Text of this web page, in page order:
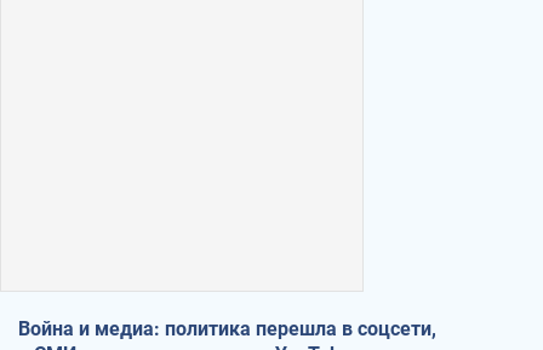
Война и медиа: политика перешла в соцсети,